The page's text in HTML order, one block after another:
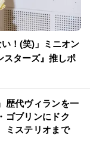
い！(笑)」ミニオン
スターズ』推しポ
歴代ヴィランを一
ゴブリンにドク
ミステリオまで